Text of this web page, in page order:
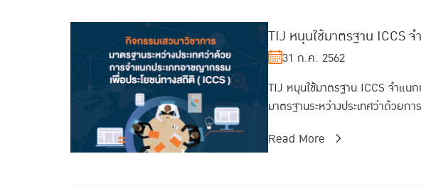
TIJ หนุนใช้มาตรฐาน ICCS
31 ก.ค. 2562
TIJ หนุนใช้มาตรฐาน ICCS จำแน
มาตรฐานระหว่างประเทศว่าด้วย
Read More